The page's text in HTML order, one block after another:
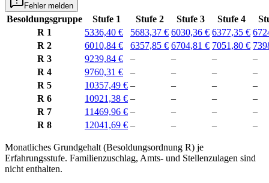
Fehler melden
Besoldungsgruppe Stufe 1 Stufe 2 Stufe 3 Stufe 4
R 1
5336,40 € 5683,37 € 6030,36 € 6377,35 €
R 2
6010,84 € 6357,85 € 6704,81 € 7051,80 €
R 3
9239,84 € – – –
–
R 4
9760,31 € – – –
–
R 5
10357,49 € – – –
–
R 6
10921,38 € – – –
–
R 7
11469,96 € – – –
–
R 8
12041,69 € – – – –
Monatliches Grundgehalt (Besoldungsordnung R) je
Erfahrungsstufe. Familienzuschlag, Amts- und Stellenzulagen sind
nicht enthalten.